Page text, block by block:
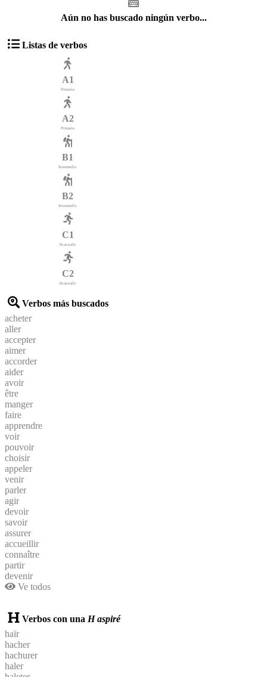
Aún no has buscado ningún verbo...
Listas de verbos
A1
Primaria
A2
Primaria
B1
Intermedio
B2
Intermedio
C1
Avanzado
C2
Avanzado
Verbos más buscados
acheter
aller
accepter
aimer
accorder
aider
avoir
être
manger
faire
apprendre
voir
pouvoir
choisir
appeler
venir
parler
agir
devoir
savoir
assurer
accueillir
connaître
partir
devenir
Ve todos
Verbos con una H aspiré
haïr
hacher
hachurer
haler